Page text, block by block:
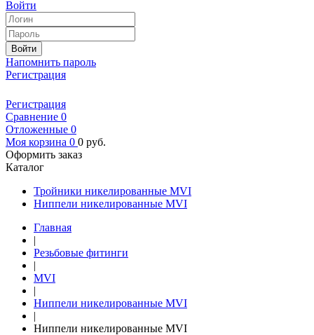
Войти
Войти
Напомнить пароль
Регистрация
Регистрация
Сравнение 0
Отложенные 0
Моя корзина 0 0 руб.
Оформить заказ
Каталог
Тройники никелированные MVI
Ниппели никелированные MVI
Главная
|
Рeзьбовые фитинги
|
MVI
|
Ниппели никелированные MVI
|
Ниппели никелированные MVI